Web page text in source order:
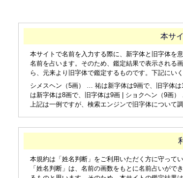
本サ
本サイトで名前を入力する際に、新字体と旧字体を
名前を占います。そのため、鑑定結果で表示される
ら、元来より旧字体で鑑定するものです。下記にい
シメスヘン（5画） … 祐は新字体は9画で、旧字体
は新字体は8画で、旧字体は9画 | ショクヘン（9画
上記は一例ですが、検索エンジンで旧字体について
本規約は「姓名判断」をご利用いただく方に守って
「姓名判断」は、名前の画数をもとに名前占いが